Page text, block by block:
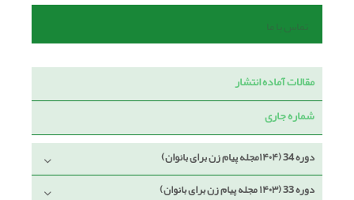
تماس با ما
مقالات آماده انتشار
شماره جاری
دوره 34 (۱۴۰۴مجله پیام زن برای بانوان)
دوره 33 (۱۴۰۳ مجله پیام زن برای بانوان)